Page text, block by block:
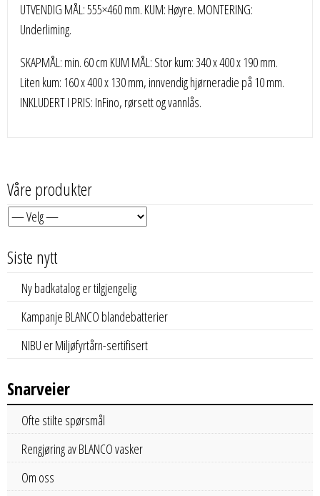
UTVENDIG MÅL: 555×460 mm. KUM: Høyre. MONTERING:
Underliming.
SKAPMÅL: min. 60 cm KUM MÅL: Stor kum: 340 x 400 x 190 mm.
Liten kum: 160 x 400 x 130 mm, innvendig hjørneradie på 10 mm.
INKLUDERT I PRIS: InFino, rørsett og vannlås.
Våre produkter
Siste nytt
Ny badkatalog er tilgjengelig
Kampanje BLANCO blandebatterier
NIBU er Miljøfyrtårn-sertifisert
Snarveier
Ofte stilte spørsmål
Rengjøring av BLANCO vasker
Om oss